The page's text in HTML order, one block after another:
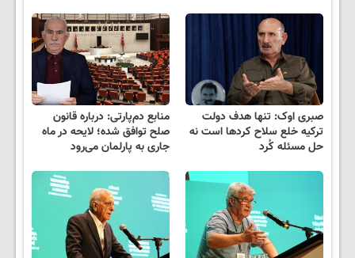
صبری اوک: تنها هدف دولت
ترکیه خلع سلاح کردها است نه
حل مسئله کُرد
منابع دم‌پارتی: درباره قانون
صلح توافق شده؛ لایحه در ماه
جاری به پارلمان می‌رود